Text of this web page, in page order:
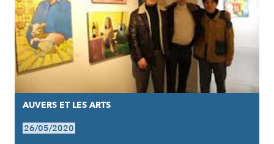
AUVERS ET LES ARTS
26/05/2020